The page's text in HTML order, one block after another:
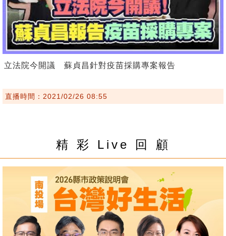
立法院今開議 蘇貞昌針對疫苗採購專案報告
直播時間：2021/02/26 08:55
精 彩 Live 回 顧